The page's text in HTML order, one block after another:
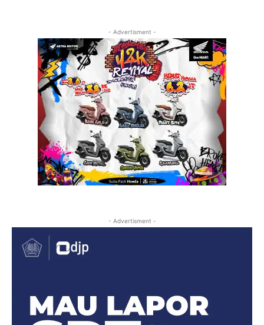
- Advertisment -
- Advertisment -